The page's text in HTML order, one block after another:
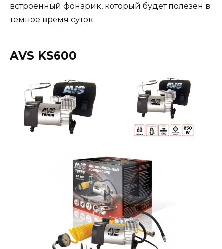
встроенный фонарик, который будет полезен в
темное время суток.
AVS KS600